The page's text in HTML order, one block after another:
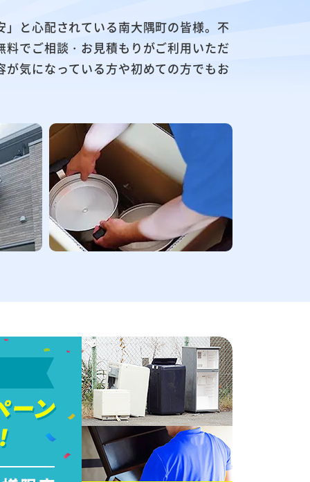
」と心配されている南大隅町の皆様。不
料でご相談・お見積もりがご利用いただ
が気になっている方や初めての方でもお